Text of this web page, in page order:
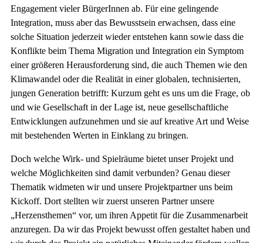
Engagement vieler BürgerInnen ab. Für eine gelingende
Integration, muss aber das Bewusstsein erwachsen, dass eine
solche Situation jederzeit wieder entstehen kann sowie dass die
Konflikte beim Thema Migration und Integration ein Symptom
einer größeren Herausforderung sind, die auch Themen wie den
Klimawandel oder die Realität in einer globalen, technisierten,
jungen Generation betrifft: Kurzum geht es uns um die Frage, ob
und wie Gesellschaft in der Lage ist, neue gesellschaftliche
Entwicklungen aufzunehmen und sie auf kreative Art und Weise
mit bestehenden Werten in Einklang zu bringen.
Doch welche Wirk- und Spielräume bietet unser Projekt und
welche Möglichkeiten sind damit verbunden? Genau dieser
Thematik widmeten wir und unsere Projektpartner uns beim
Kickoff. Dort stellten wir zuerst unseren Partner unsere
„Herzensthemen“ vor, um ihren Appetit für die Zusammenarbeit
anzuregen. Da wir das Projekt bewusst offen gestaltet haben und